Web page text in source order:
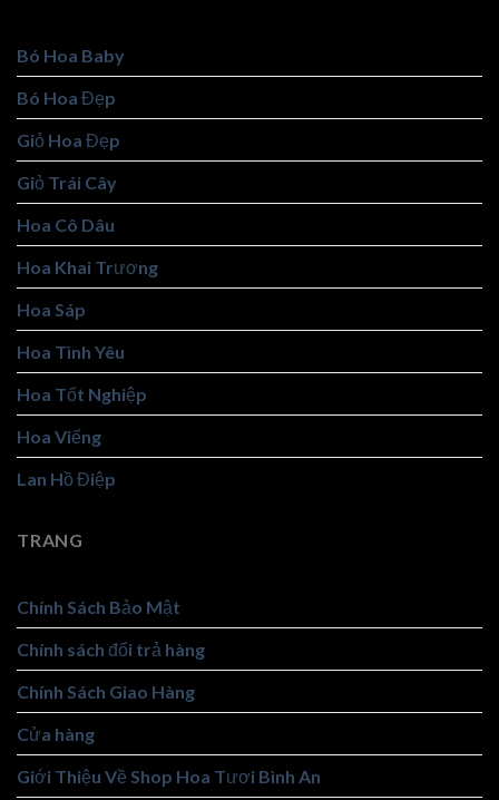
Bó Hoa Baby
Bó Hoa Đẹp
Giỏ Hoa Đẹp
Giỏ Trái Cây
Hoa Cô Dâu
Hoa Khai Trương
Hoa Sáp
Hoa Tình Yêu
Hoa Tốt Nghiệp
Hoa Viếng
Lan Hồ Điệp
TRANG
Chính Sách Bảo Mật
Chính sách đổi trả hàng
Chính Sách Giao Hàng
Cửa hàng
Giới Thiệu Về Shop Hoa Tươi Bình An